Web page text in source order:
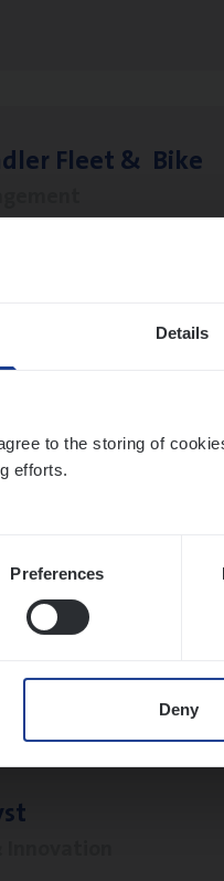
Details
to the storing of
efforts.
Preferences
Deny
Fleet& Bike
Fleet